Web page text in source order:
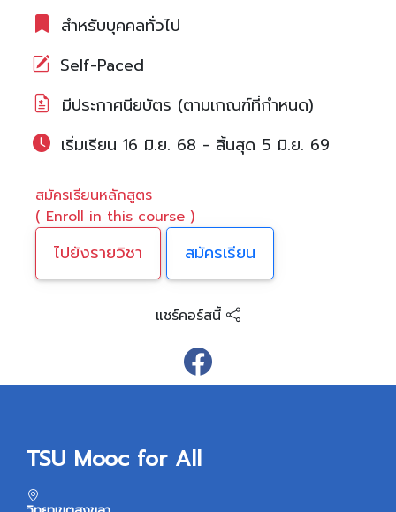
สำหรับบุคคลทั่วไป
Self-Paced
มีประกาศนียบัตร (ตามเกณฑ์ที่กำหนด)
เริ่มเรียน 16 มิ.ย. 68 - สิ้นสุด 5 มิ.ย. 69
สมัครเรียนหลักสูตร
( Enroll in this course )
ไปยังรายวิชา สมัครเรียน
แชร์คอร์สนี้
TSU Mooc for All